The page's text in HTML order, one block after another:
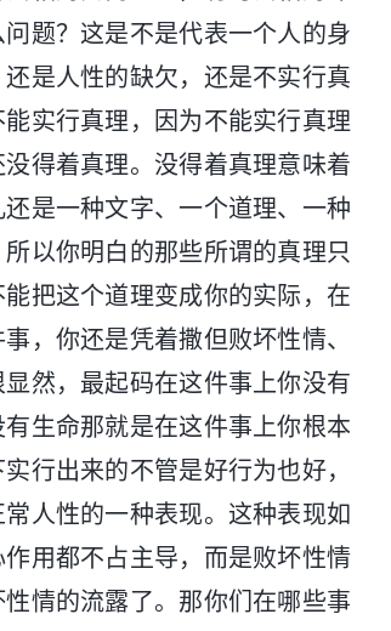
题？这是不是代表一个人的身
是人性的缺欠，还是不实行真
实行真理，因为不能实行真理
得着真理。没得着真理意味着
是一种文字、一个道理、一种
以你明白的那些所谓的真理只
把这个道理变成你的实际，在
，你还是凭着撒但败坏性情、
然，最起码在这件事上你没有
生命那就是在这件事上你根本
行出来的不管是好行为也好，
人性的一种表现。这种表现如
用都不占主导，而是败坏性情
情的流露了。那你们在哪些事